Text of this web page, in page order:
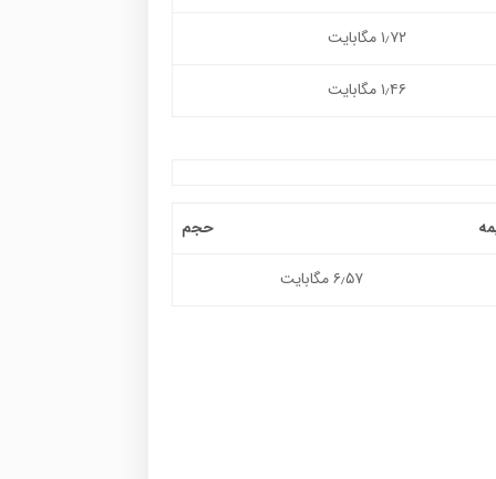
۱٫۷۲ مگابایت
۱٫۴۶ مگابایت
حجم
۶٫۵۷ مگابایت